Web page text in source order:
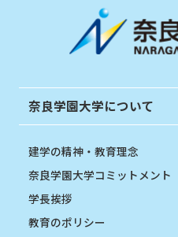
奈良学園大学について
建学の精神・教育理念
奈良学園大学コミットメント
学長挨拶
教育のポリシー